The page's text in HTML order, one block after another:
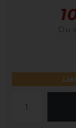
Du